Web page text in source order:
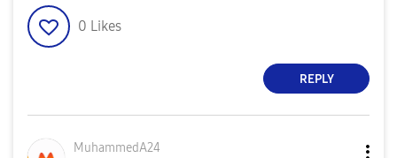
0 Likes
REPLY
MuhammedA24